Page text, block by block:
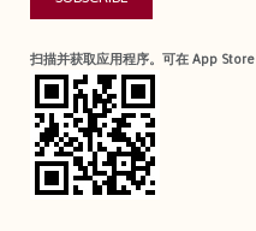
扫描并获取应用程序。可在 App